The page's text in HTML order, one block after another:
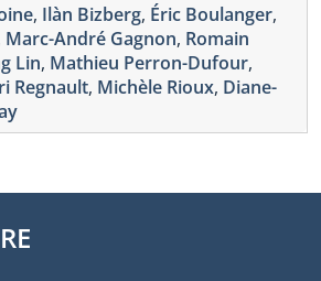
, Ilàn Bizberg, Éric Boulanger,
Marc-André Gagnon, Romain
Lin, Mathieu Perron-Dufour,
Regnault, Michèle Rioux, Diane-